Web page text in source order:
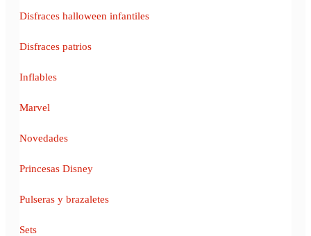
Disfraces halloween infantiles
Disfraces patrios
Inflables
Marvel
Novedades
Princesas Disney
Pulseras y brazaletes
Sets